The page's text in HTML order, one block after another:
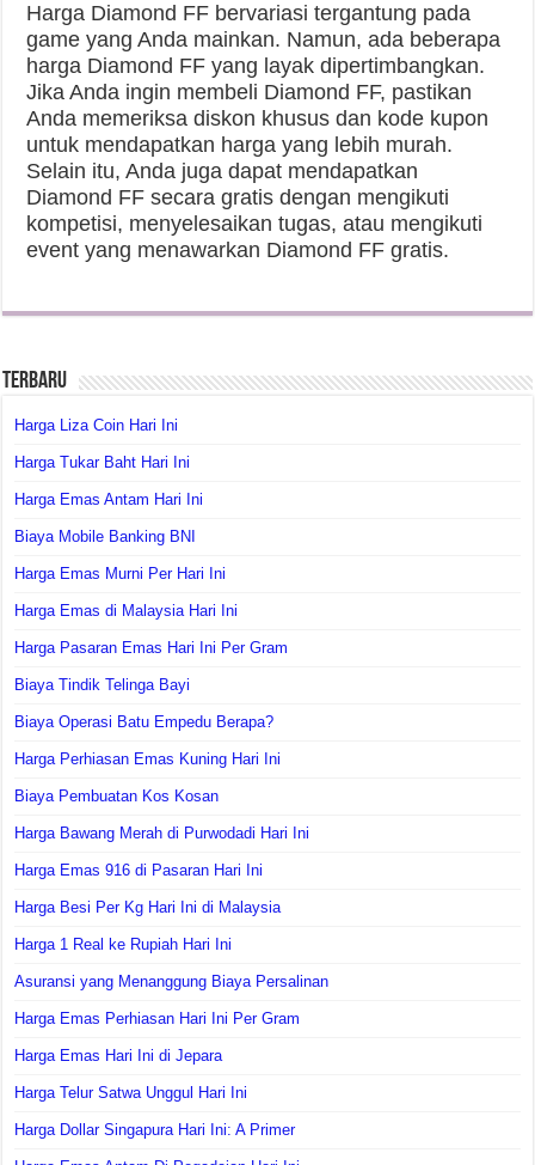
Harga Diamond FF bervariasi tergantung pada
game yang Anda mainkan. Namun, ada beberapa
harga Diamond FF yang layak dipertimbangkan.
Jika Anda ingin membeli Diamond FF, pastikan
Anda memeriksa diskon khusus dan kode kupon
untuk mendapatkan harga yang lebih murah.
Selain itu, Anda juga dapat mendapatkan
Diamond FF secara gratis dengan mengikuti
kompetisi, menyelesaikan tugas, atau mengikuti
event yang menawarkan Diamond FF gratis.
Terbaru
Harga Liza Coin Hari Ini
Harga Tukar Baht Hari Ini
Harga Emas Antam Hari Ini
Biaya Mobile Banking BNI
Harga Emas Murni Per Hari Ini
Harga Emas di Malaysia Hari Ini
Harga Pasaran Emas Hari Ini Per Gram
Biaya Tindik Telinga Bayi
Biaya Operasi Batu Empedu Berapa?
Harga Perhiasan Emas Kuning Hari Ini
Biaya Pembuatan Kos Kosan
Harga Bawang Merah di Purwodadi Hari Ini
Harga Emas 916 di Pasaran Hari Ini
Harga Besi Per Kg Hari Ini di Malaysia
Harga 1 Real ke Rupiah Hari Ini
Asuransi yang Menanggung Biaya Persalinan
Harga Emas Perhiasan Hari Ini Per Gram
Harga Emas Hari Ini di Jepara
Harga Telur Satwa Unggul Hari Ini
Harga Dollar Singapura Hari Ini: A Primer